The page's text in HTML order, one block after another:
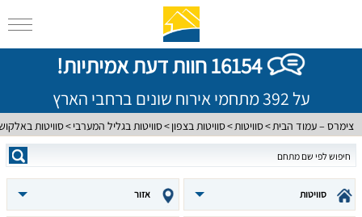
16154 חוות דעת אמיתיות!
על 392 מתחמי אירוח שונים ברחבי הארץ
צימרס – עמוד הבית סוויטות סוויטות בצפון סוויטות בגליל המערבי סוויטות
סוויטות אזור